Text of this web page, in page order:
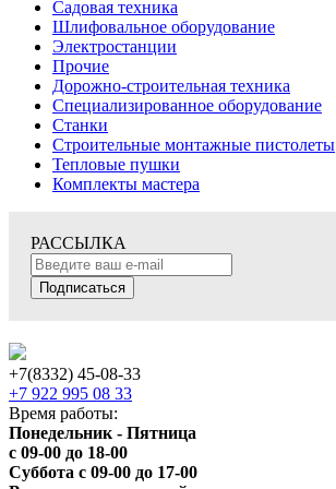
Садовая техника
Шлифовальное оборудование
Электростанции
Прочие
Дорожно-строительная техника
Специализированное оборудование
Станки
Строительные монтажные пистолеты
Тепловые пушки
Комплекты мастера
РАССЫЛКА
Подписаться
+7(8332) 45-08-33
+7 922 995 08 33
Время работы:
Понедельник - Пятница
с 09-00 до 18-00
Суббота с 09-00 до 17-00